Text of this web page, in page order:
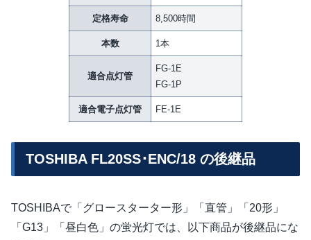
定格寿命 8,500時間
本数 1本
適合点灯管
FG-1E
FG-1P
適合電子点灯管 FE-1E
TOSHIBA FL20SS･ENC/18 の後継品
TOSHIBAで「グロースターター形」「直管」「20形」
「G13」「昼白色」の蛍光灯では、以下商品が後継品にな